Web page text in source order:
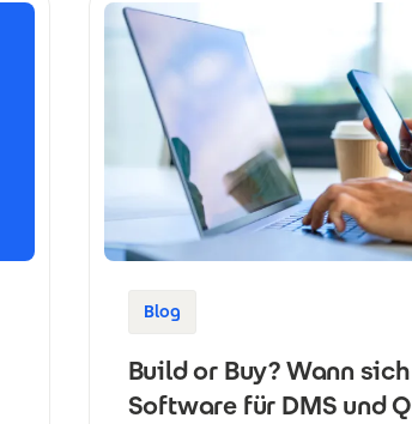
Blog
Build or Buy? Wann
Software für DMS und